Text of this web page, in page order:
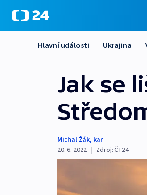
Hlavní události Ukrajina
Jak se
Michal Žák, kar
20. 6. 2022 | Zdroj: ČT24